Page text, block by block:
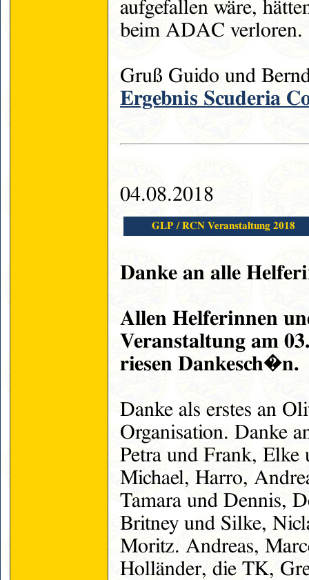
aufgefallen wäre,
beim ADAC verloren.
Gruß Guido und
Ergebnis Scuderia
04.08.2018
GLP / RCN Veranstaltung 2018
Danke an alle
Allen Helferinnen
Veranstaltung am
riesen Dankesch�n.
Danke als erstes an
Organisation. Danke
Petra und Frank,
Michael, Harro,
Tamara und Dennis,
Britney und Silke,
Moritz. Andreas,
Holländer, die TK,